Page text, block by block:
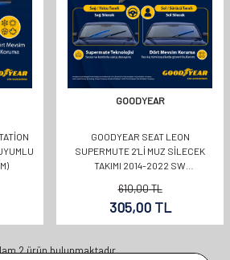
GOODYEAR
GOODYEAR SEAT LEON
SUPERMUTE 2'LI MUZ SILECEK
TAKIMI 2014-2022 SW
610,00TL
305,00TL
2ürün bulunmaktadır.